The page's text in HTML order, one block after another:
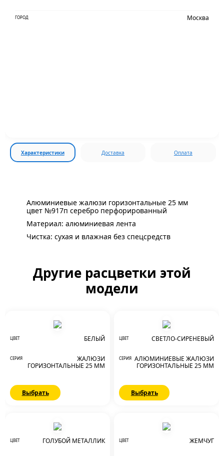
ГОРОД Москва
Характеристики Доставка Оплата
Алюминиевые жалюзи горизонтальные 25 мм
цвет №917п серебро перфорированный
Материал: алюминиевая лента
Чистка: сухая и влажная без спецсредств
Другие расцветки этой
модели
ЦВЕТ БЕЛЫЙ
СЕРИЯ
ЖАЛЮЗИ
ГОРИЗОНТАЛЬНЫЕ 25 ММ
Выбрать
ЦВЕТ СВЕТЛО-СИРЕНЕВЫЙ
СЕРИЯ АЛЮМИНИЕВЫЕ ЖАЛЮЗИ
ГОРИЗОНТАЛЬНЫЕ 25 ММ
Выбрать
ЦВЕТ ГОЛУБОЙ МЕТАЛЛИК ЦВЕТ ЖЕМЧУГ